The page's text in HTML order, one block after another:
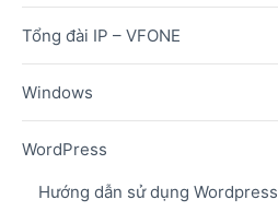
Tổng đài IP – VFONE
Windows
WordPress
Hướng dẫn sử dụng Wordpress